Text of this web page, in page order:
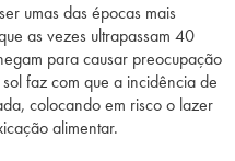
umas das épocas mais
as vezes ultrapassam 40
para causar preocupação
faz com que a incidência de
colocando em risco o lazer
alimentar.